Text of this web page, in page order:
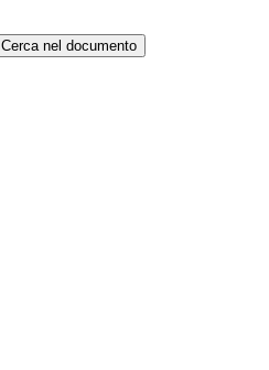
Cerca nel documento